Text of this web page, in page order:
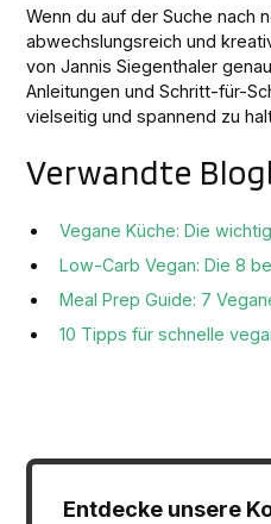
Wenn du auf der Suche nach
abwechslungsreich und
von Jannis Siegenthaler
Anleitungen und Schritt-für-
vielseitig und spannend zu
Verwandte
Vegane Küche: Die
Low-Carb Vegan: Die 8
Meal Prep Guide: 7
10 Tipps für schnelle
Entdecke unsere